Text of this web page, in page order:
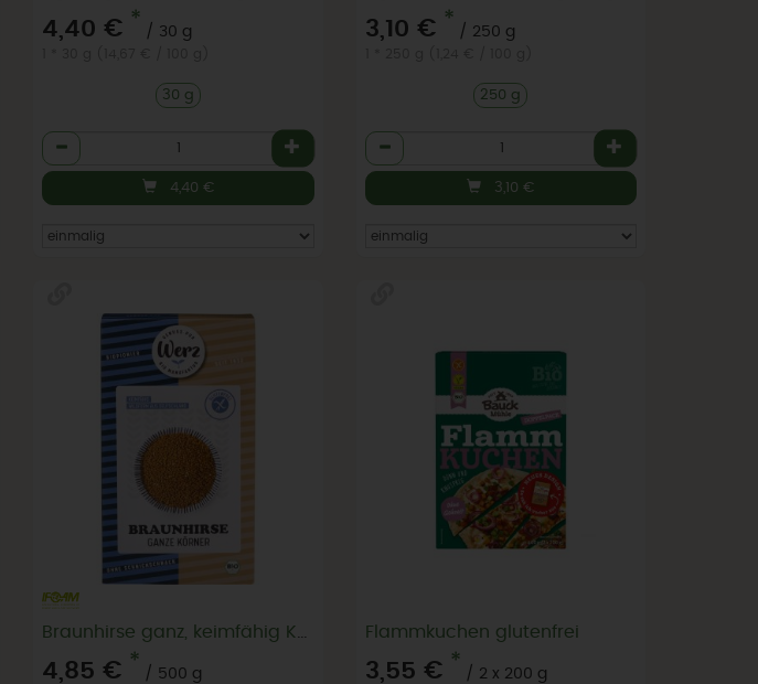
4,40 € *
/ 30 g
30 g
Anzahl
4,40 €
3,10 € *
/ 250 g
250 g
Anzahl
3,10 €
4,85 € *
/ 500 g
Flammkuchen glutenfrei
3,55 € *
/ 2 x 200 g